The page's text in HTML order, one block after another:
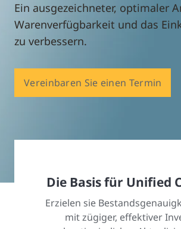
Ein ausgezeichneter, optimaler
Warenverfügbarkeit und das
zu verbessern.
Vereinbaren Sie einen Termin
Die Basis für Unified
Erzielen sie
mit zügiger, effektiver